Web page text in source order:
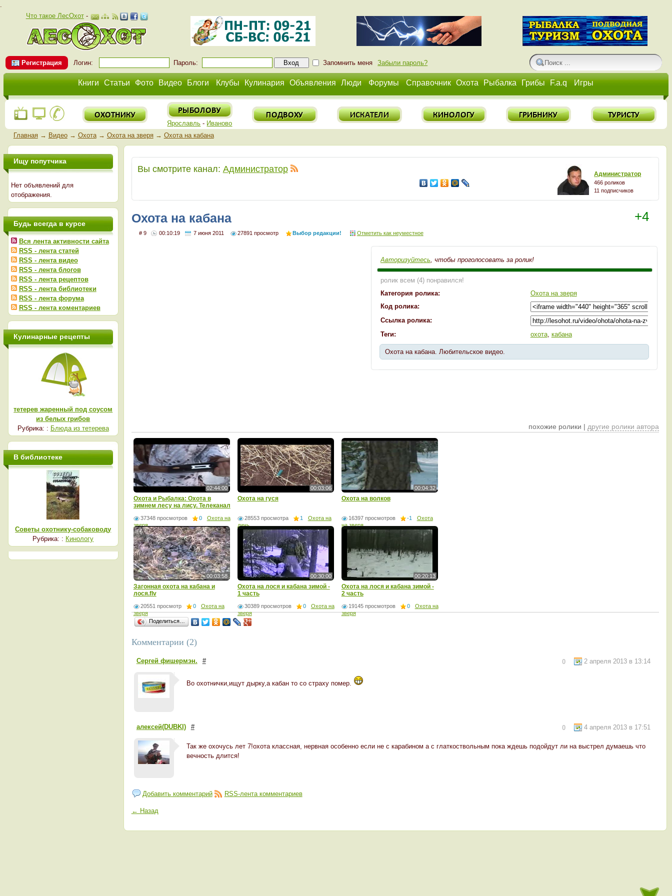
.
Что такое ЛесОхот-
Регистрация Логин: Пароль: Запомнить меня Забыли пароль?
Книги Статьи Фото Видео Блоги Клубы Кулинария Объявления Люди Форумы Справочник Охота Рыбалка Грибы F.a.q Игры
Ярославль - Иваново
Главная→ Видео→ Охота→ Охота на зверя→ Охота на кабана
Вы смотрите канал: Администратор Администратор
466 роликов
11 подписчиков
+4
Охота на кабана
# 9 00:10:19 7 июня 2011 27891 просмотр Выбор редакции! Отметить как неуместное
Авторизуйтесь , чтобы проголосовать за ролик!
ролик всем (4) понравился!
Категория ролика:
Охота на зверя
Код ролика:
Ссылка ролика:
Теги:
охота, кабана
Охота на кабана. Любительское видео.
похожие ролики | другие ролики автора
02:44:00
Охота и Рыбалка: Охота в
зимнем лесу на лису. Телеканал
37348 просмотров 0
Охота на
зверя
00:03:06
Охота на гуся
28553 просмотра 1
Охота на
дичь
00:04:32
Охота на волков
16397 просмотров -1
Охота
на зверя
00:03:58
Загонная охота на кабана и
лося.flv
20551 просмотр 0
Охота на
зверя
00:30:00
Охота на лося и кабана зимой -
1 часть
30389 просмотров 0
Охота на
зверя
00:20:13
Охота на лося и кабана зимой -
2 часть
19145 просмотров 0
Охота на
зверя
Поделиться…
Комментарии (2)
Сергей фишермэн. # 2 апреля 2013 в 13:14
0
Во охотнички,ищут дырку,а кабан то со страху помер.
алексей(DUBKI) # 4 апреля 2013 в 17:51
0
Так же охочусь лет 7!охота классная, нервная особенно если не с карабином а с глаткоствольным пока ждешь подойдут ли на выстрел думаешь что
вечность длится!
Добавить комментарий RSS-лента комментариев
← Назад
Ищу попутчика
Нет объявлений для
отображения.
Будь всегда в курсе
Вся лента активности сайта
RSS - лента статей
RSS - лента видео
RSS - лента блогов
RSS - лента рецептов
RSS - лента библиотеки
RSS - лента форума
RSS - лента коментариев
Кулинарные рецепты
тетерев жаренный под соусом
из белых грибов
Рубрика: : Блюда из тетерева
В библиотеке
Советы охотнику-собаководу
Рубрика: : Кинологу